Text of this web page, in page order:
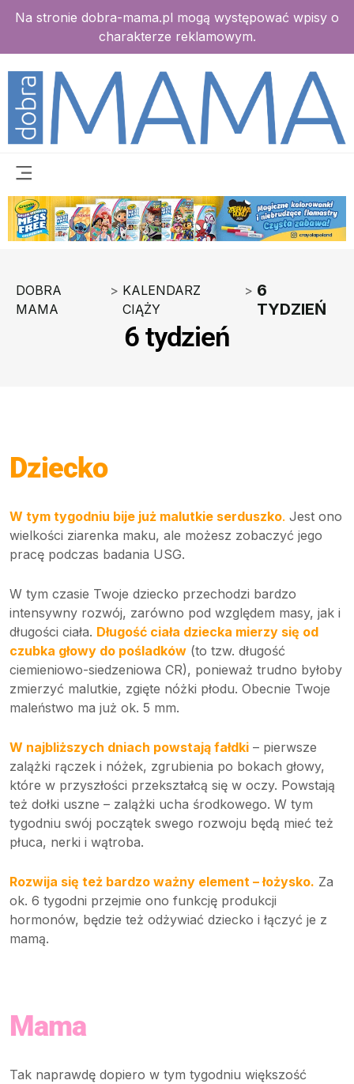
Na stronie dobra-mama.pl mogą występować wpisy o
charakterze reklamowym.
DOBRA
MAMA
> KALENDARZ
CIĄŻY
> 6
TYDZIEŃ
6 tydzień
Dziecko
W tym tygodniu bije już malutkie serduszko. Jest ono
wielkości ziarenka maku, ale możesz zobaczyć jego
pracę podczas badania USG.
W tym czasie Twoje dziecko przechodzi bardzo
intensywny rozwój, zarówno pod względem masy, jak i
długości ciała. Długość ciała dziecka mierzy się od
czubka głowy do pośladków (to tzw. długość
ciemieniowo-siedzeniowa CR), ponieważ trudno byłoby
zmierzyć malutkie, zgięte nóżki płodu. Obecnie Twoje
maleństwo ma już ok. 5 mm.
W najbliższych dniach powstają fałdki – pierwsze
zalążki rączek i nóżek, zgrubienia po bokach głowy,
które w przyszłości przekształcą się w oczy. Powstają
też dołki uszne – zalążki ucha środkowego. W tym
tygodniu swój początek swego rozwoju będą mieć też
płuca, nerki i wątroba.
Rozwija się też bardzo ważny element – łożysko. Za
ok. 6 tygodni przejmie ono funkcję produkcji
hormonów, będzie też odżywiać dziecko i łączyć je z
mamą.
Mama
Tak naprawdę dopiero w tym tygodniu większość